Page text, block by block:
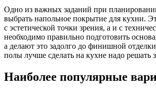
Одно из важных заданий при
выбрать напольное покрытие для кухни.
с эстетической точки зрения, а и с
необходимо правильно подготовить
а делают это задолго до финишной
полы лучше сделать на кухне надо решать
Наиболее популярные